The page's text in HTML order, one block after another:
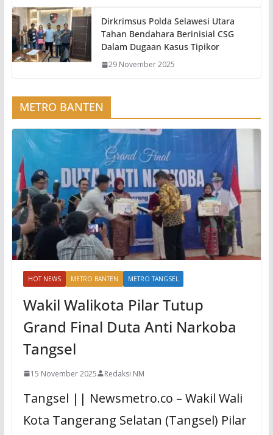
Dirkrimsus Polda Selawesi Utara
Tahan Bendahara Berinisial CSG
Dalam Dugaan Kasus Tipikor
29 November 2025
METRO BANTEN
HOT NEWS METRO BANTEN METRO TANGSEL
Wakil Walikota Pilar Tutup
Grand Final Duta Anti Narkoba
Tangsel
15 November 2025 Redaksi NM
Tangsel || Newsmetro.co – Wakil Wali
Kota Tangerang Selatan (Tangsel) Pilar